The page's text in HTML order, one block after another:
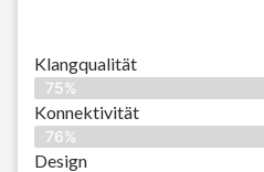
Klangqualität
75%
Konnektivität
76%
Design